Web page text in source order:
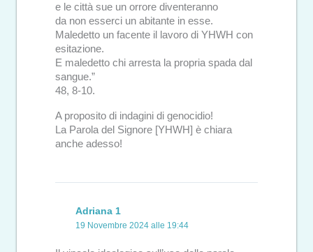
e le città sue un orrore diventeranno
da non esserci un abitante in esse.
Maledetto un facente il lavoro di YHWH con
esitazione.
E maledetto chi arresta la propria spada dal
sangue.”
48, 8-10.
A proposito di indagini di genocidio!
La Parola del Signore [YHWH] è chiara
anche adesso!
Adriana 1
19 Novembre 2024 alle 19:44